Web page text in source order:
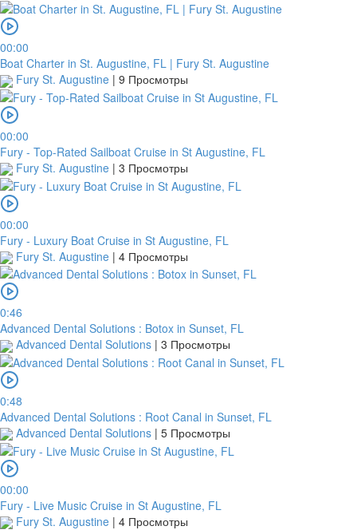
00:00
Boat Charter in St. Augustine, FL | Fury St. Augustine
Fury St. Augustine | 9 Просмотры
00:00
Fury - Top-Rated Sailboat Cruise in St Augustine, FL
Fury St. Augustine | 3 Просмотры
00:00
Fury - Luxury Boat Cruise in St Augustine, FL
Fury St. Augustine | 4 Просмотры
0:46
Advanced Dental Solutions : Botox in Sunset, FL
Advanced Dental Solutions | 3 Просмотры
0:48
Advanced Dental Solutions : Root Canal in Sunset, FL
Advanced Dental Solutions | 5 Просмотры
00:00
Fury - Live Music Cruise in St Augustine, FL
Fury St. Augustine | 4 Просмотры